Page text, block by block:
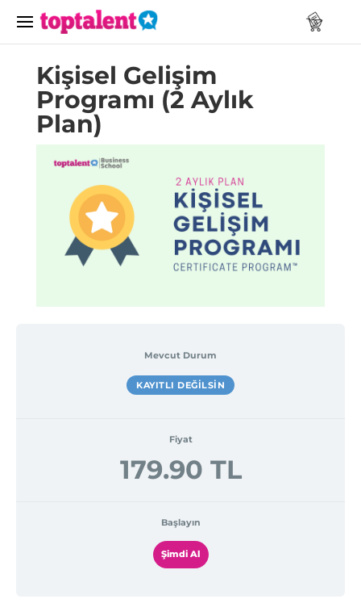
Kişisel Gelişim
Programı (2 Aylık
Plan)
Mevcut Durum
KAYITLI DEĞILSIN
Fiyat
179.90 TL
Başlayın
Şimdi Al